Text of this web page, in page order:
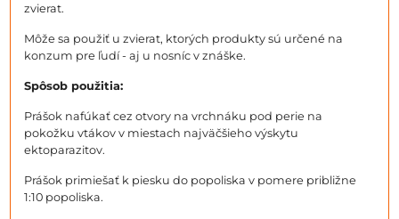
zvierat.
Môže sa použiť u zvierat, ktorých produkty sú určené na
konzum pre ľudí - aj u nosníc v znáške.
Spôsob použitia:
Prášok nafúkať cez otvory na vrchnáku pod perie na
pokožku vtákov v miestach najväčšieho výskytu
ektoparazitov.
Prášok primiešať k piesku do popoliska v pomere približne
1:10 popoliska.